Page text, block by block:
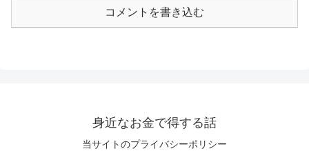
コメントを書き込む
身近なお金で得する話
当サイトのプライバシーポリシー